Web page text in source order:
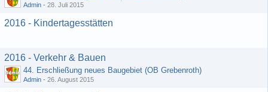
Admin - 28. Juli 2015
2016 - Kindertagesstätten
2016 - Verkehr & Bauen
44. Erschließung neues Baugebiet (OB Grebenroth)
Admin - 26. August 2015